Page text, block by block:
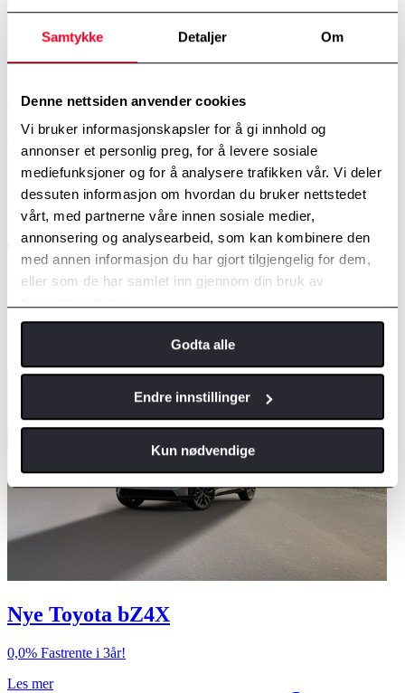
Samtykke Detaljer Om
Denne nettsiden anvender cookies
Vi bruker informasjonskapsler for å gi innhold og
annonser et personlig preg, for å levere sosiale
mediefunksjoner og for å analysere trafikken vår. Vi deler
dessuten informasjon om hvordan du bruker nettstedet
vårt, med partnerne våre innen sosiale medier,
annonsering og analysearbeid, som kan kombinere den
med annen informasjon du har gjort tilgjengelig for dem,
eller som de har samlet inn gjennom din bruk av
Godta alle
Endre innstillinger
Kun nødvendige
Nye C-HR+
Les mer
Nye Toyota bZ4X
0,0% Fastrente i 3år!
Les mer